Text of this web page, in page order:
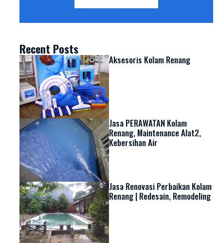
Recent Posts
Aksesoris Kolam Renang
Jasa PERAWATAN Kolam
Renang, Maintenance Alat2,
Kebersihan Air
Jasa Renovasi Perbaikan Kolam
Renang | Redesain, Remodeling